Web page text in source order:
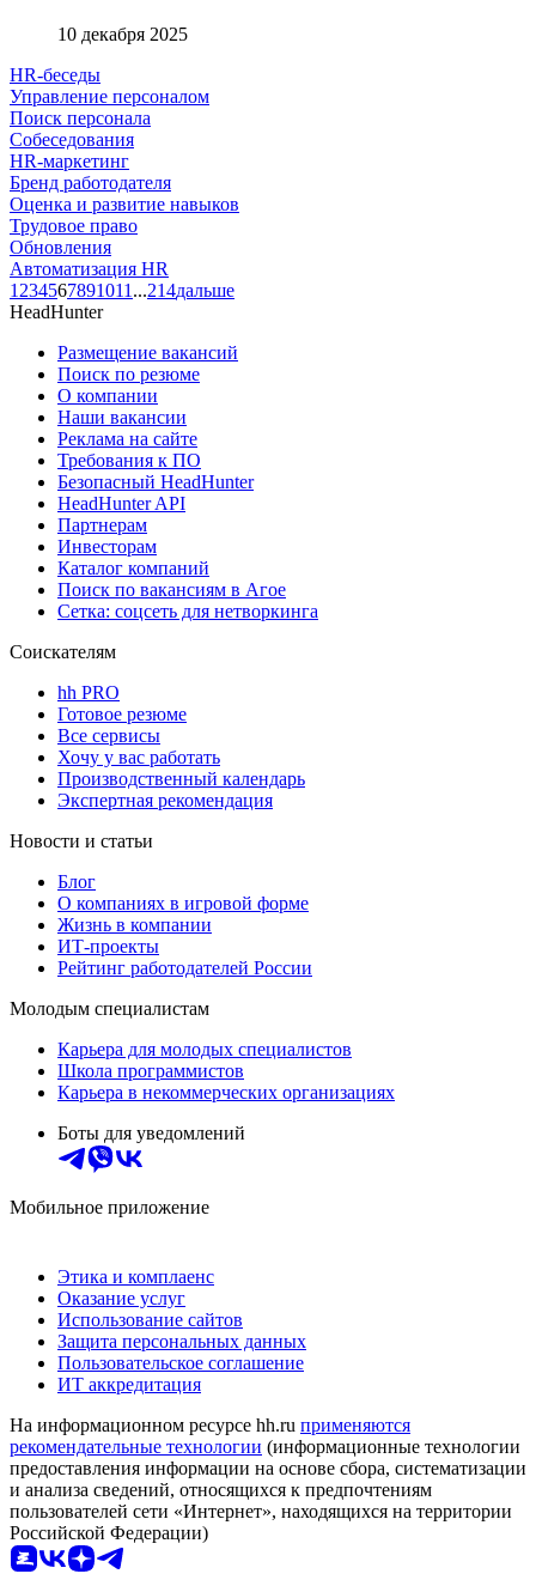
10 декабря 2025
HR-беседы
Управление персоналом
Поиск персонала
Собеседования
HR-маркетинг
Бренд работодателя
Оценка и развитие навыков
Трудовое право
Обновления
Автоматизация HR
1 234567891011 ...214дальше
HeadHunter
Размещение вакансий
Поиск по резюме
О компании
Наши вакансии
Реклама на сайте
Требования к ПО
Безопасный HeadHunter
HeadHunter API
Партнерам
Инвесторам
Каталог компаний
Поиск по вакансиям в Агое
Сетка: соцсеть для нетворкинга
Соискателям
hh PRO
Готовое резюме
Все сервисы
Хочу у вас работать
Производственный календарь
Экспертная рекомендация
Новости и статьи
Блог
О компаниях в игровой форме
Жизнь в компании
ИТ-проекты
Рейтинг работодателей России
Молодым специалистам
Карьера для молодых специалистов
Школа программистов
Карьера в некоммерческих организациях
Боты для уведомлений
Мобильное приложение
Этика и комплаенс
Оказание услуг
Использование сайтов
Защита персональных данных
Пользовательское соглашение
ИТ аккредитация
На информационном ресурсе hh.ru применяются
рекомендательные технологии (информационные технологии
предоставления информации на основе сбора, систематизации
и анализа сведений, относящихся к предпочтениям
пользователей сети «Интернет», находящихся на территории
Российской Федерации)